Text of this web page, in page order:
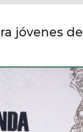
jóvenes de